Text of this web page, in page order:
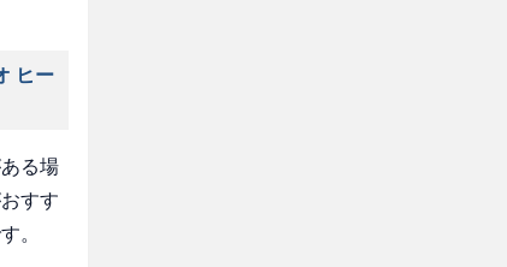
ヒー
る場
すす
。